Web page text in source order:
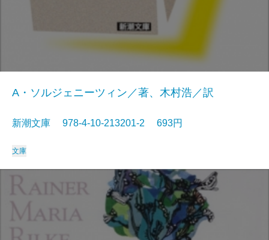
A・ソルジェニーツィン／著、木村浩／訳
新潮文庫 978-4-10-213201-2 693円
文庫